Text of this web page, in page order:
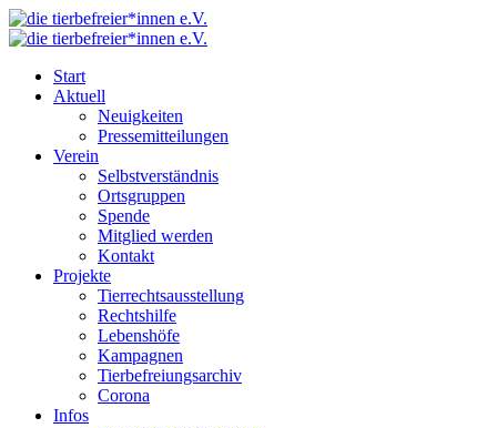
Start
Aktuell
Neuigkeiten
Pressemitteilungen
Verein
Selbstverständnis
Ortsgruppen
Spende
Mitglied werden
Kontakt
Projekte
Tierrechtsausstellung
Rechtshilfe
Lebenshöfe
Kampagnen
Tierbefreiungsarchiv
Corona
Infos